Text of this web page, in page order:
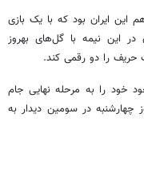
این ایران بود که با یک بازی
این نیمه با گل‌های بهروز
را دو رقمی کند.
خود را به مرحله نهایی جام
است روز چهارشنبه در سومین دیدار به